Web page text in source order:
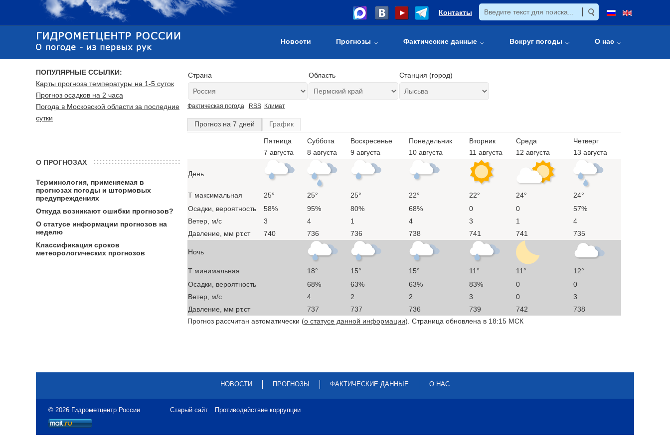
Контакты
Новости Прогнозы Фактические данные Вокруг погоды О нас
Страна Область Станция (город)
Фактическая погода RSS Климат
Прогноз на 7 дней График
Пятница
7 августа
Суббота
8 августа
Воскресенье
9 августа
Понедельник
10 августа
Вторник
11 августа
Среда
12 августа
Четверг
13 августа
День
T максимальная 25° 25° 25° 22° 22° 24°
24°
Осадки, вероятность
58% 95% 80% 68% 0 0
57%
Ветер, м/с
3 4 1 4 3 1
4
Давление, мм рт.ст
740 736 736 738 741 741 735
Ночь
T минимальная 18° 15° 15° 11° 11°
12°
Осадки, вероятность
68% 63% 63% 83% 0
0
Ветер, м/с
4 2 2 3 0
3
Давление, мм рт.ст
737 737 736 739 742
738
Прогноз рассчитан автоматически (о статусе данной информации). Страница обновлена в 18:15 МСК
ПОПУЛЯРНЫЕ ССЫЛКИ:
Карты прогноза температуры на 1-5 суток
Прогноз осадков на 2 часа
Погода в Московской области за последние
сутки
О ПРОГНОЗАХ
Терминология, применяемая в
прогнозах погоды и штормовых
предупреждениях
Откуда возникают ошибки прогнозов?
О статусе информации прогнозов на
неделю
Классификация сроков
метеорологических прогнозов
НОВОСТИ ПРОГНОЗЫ ФАКТИЧЕСКИЕ ДАННЫЕ О НАС
© 2026 Гидрометцентр России Старый сайт Противодействие коррупции